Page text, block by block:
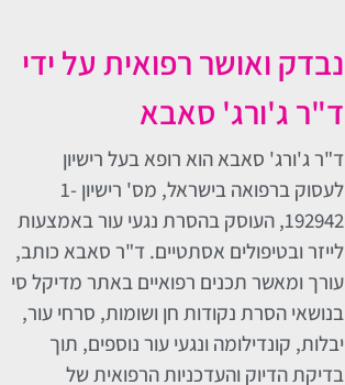
נבדק ואושר רפואית על ידי
ד"ר ג'ורג' סאבא
ד"ר ג'ורג' סאבא הוא רופא בעל רישיון
לעסוק ברפואה בישראל, מס' רישיון 1-
192942, העוסק בהסרת נגעי עור באמצעות
לייזר ובטיפולים אסתטיים. ד"ר סאבא כותב,
עורך ומאשר תכנים רפואיים באתר מדיקל סי
בנושאי הסרת נקודות חן ושומות, סרחי עור,
יבלות, קונדילומה ונגעי עור נוספים, תוך
בדיקת הדיוק והעדכניות הרפואית של